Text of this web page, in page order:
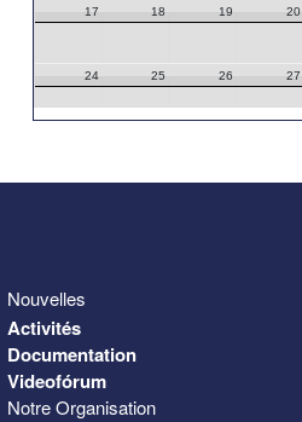
17 18 19 20
24 25 26 27
Nouvelles
Activités
Documentation
Videofórum
Notre Organisation